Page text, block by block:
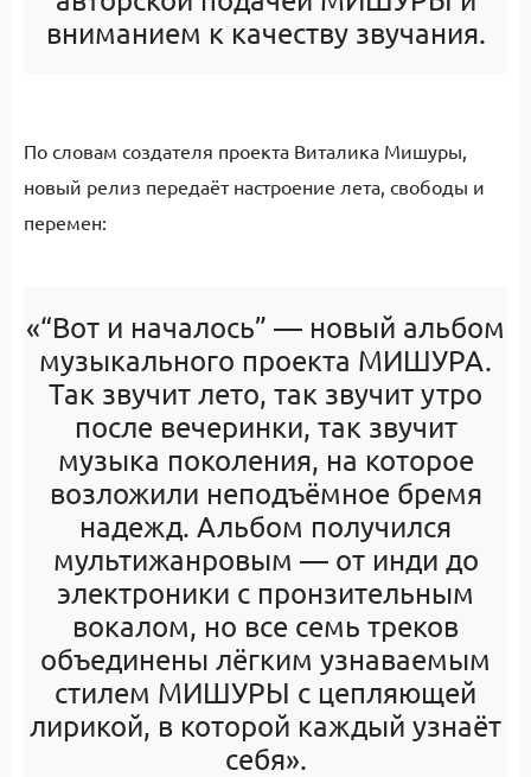
вниманием к качеству звучания.
По словам создателя проекта Виталика Мишуры,
новый релиз передаёт настроение лета, свободы и
перемен:
«“Вот и началось” — новый альбом
музыкального проекта МИШУРА.
Так звучит лето, так звучит утро
после вечеринки, так звучит
музыка поколения, на которое
возложили неподъёмное бремя
надежд. Альбом получился
мультижанровым — от инди до
электроники с пронзительным
вокалом, но все семь треков
объединены лёгким узнаваемым
стилем МИШУРЫ с цепляющей
лирикой, в которой каждый узнаёт
себя».